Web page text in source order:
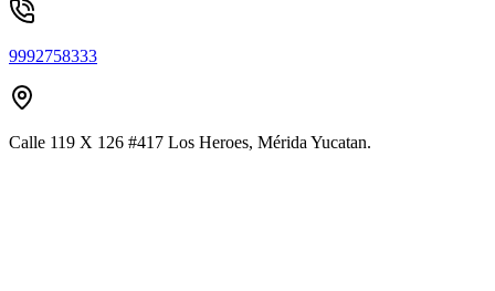
9992758333
Calle 119 X 126 #417 Los Heroes, Mérida Yucatan.